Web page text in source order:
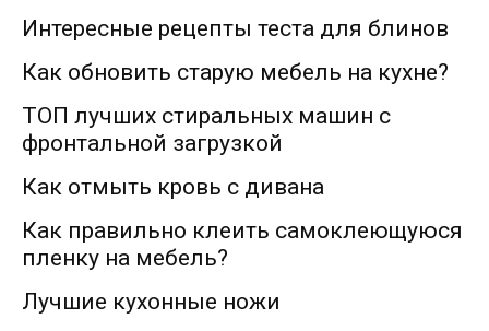
Интересные рецепты теста для блинов
Как обновить старую мебель на кухне?
ТОП лучших стиральных машин с
фронтальной загрузкой
Как отмыть кровь с дивана
Как правильно клеить самоклеющуюся
пленку на мебель?
Лучшие кухонные ножи